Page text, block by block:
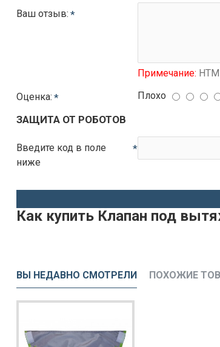
Ваш отзыв:
Примечание:
Оценка: Плохо
ЗАЩИТА ОТ РОБОТОВ
Введите код в поле
ниже
Как купить Клапан под
ВЫ НЕДАВНО СМОТРЕЛИ ПОХОЖИЕ